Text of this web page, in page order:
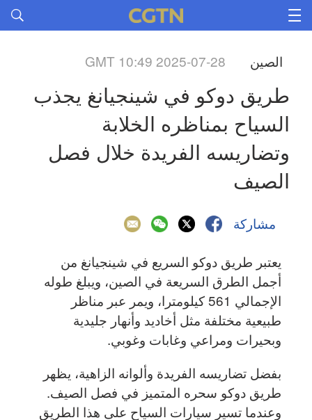
الصين GMT 10:49 2025-07-28
الصيف
مشاركة
يعتبر طريق دوكو السريع في شينجيانغ من
أجمل الطرق السريعة في الصين، ويبلغ طوله
الإجمالي 561 كيلومترا، ويمر عبر مناظر
طبيعية مختلفة مثل أخاديد وأنهار جليدية
وبحيرات ومراعي وغابات وغوبي.
بفضل تضاريسه الفريدة وألوانه الزاهية، يظهر
طريق دوكو سحره المتميز في فصل الصيف.
وعندما تسير سيارات السياح على هذا الطريق